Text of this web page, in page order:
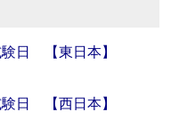
日 【東日本】
日 【西日本】